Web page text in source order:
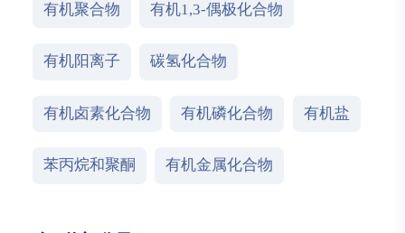
有机聚合物 有机1,3-偶极化合物
有机阳离子 碳氢化合物
有机卤素化合物 有机磷化合物 有机盐
苯丙烷和聚酮 有机金属化合物